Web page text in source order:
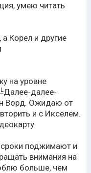
умею читать
Корел и другие
на уровне
далее-
Ворд. Ожидаю от
и с Икселем.
сроки поджимают и
внимания на
больше, чем